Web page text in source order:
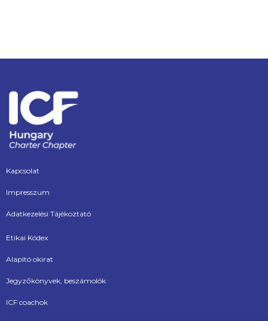
Kapcsolat
Impresszum
Adatkezelési Tájékoztató
Etikai Kódex
Alapító okirat
Jegyzőkönyvek, beszámolók
ICF coachok